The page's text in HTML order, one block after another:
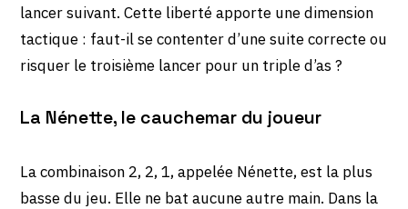
lancer suivant. Cette liberté apporte une dimension
tactique : faut-il se contenter d’une suite correcte ou
risquer le troisième lancer pour un triple d’as ?
La Nénette, le cauchemar du joueur
La combinaison 2, 2, 1, appelée Nénette, est la plus
basse du jeu. Elle ne bat aucune autre main. Dans la